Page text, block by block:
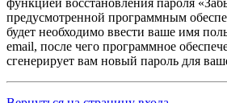
функцией восстановления пароля
предусмотренной программным
будет необходимо ввести ваше имя
email, после чего программное
сгенерирует вам новый пароль для